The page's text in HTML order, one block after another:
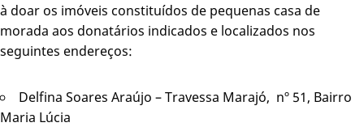
à doar os imóveis constituídos de pequenas casa de
morada aos donatários indicados e localizados nos
seguintes endereços:
Delfina Soares Araújo – Travessa Marajó, nº 51, Bairro
Maria Lúcia